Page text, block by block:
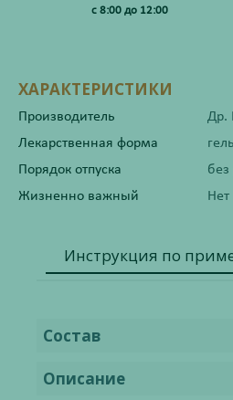
с 8:00 до 12:00
ХАРАКТЕРИСТИКИ
Производитель
Др.
Лекарственная форма
Порядок отпуска
без
Жизненно важный
Нет
Инструкция по
Состав
Описание